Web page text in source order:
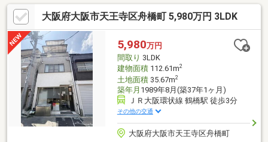
変更手数料:840000円・保証金:1700000円※あんしん保証株式会社
による家賃保証制度への加入必須（月額保証料:550円/月・初回保
証料月額貸料:80%要）※記載の総土地面積：951.03㎡のうち60.02
㎡（約18.15坪）が対象借地面積です※建物未登記、築年月不詳に
つき公課証明書に基づき記載しています
大阪府大阪市天王寺区舟橋町 5,980万円 3LDK
5,980万円
間取り 3LDK
建物面積112.61m2
土地面積35.67m2
築年月 1989年8月(築37年1ヶ月)
ＪＲ大阪環状線 鶴橋駅 徒歩3分
その他の交通
大阪府大阪市天王寺区舟橋町